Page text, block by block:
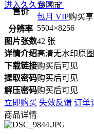
进入久久专区↗
售价
16图币
包月 VIP购买享
分辨率 5504×8256
图片张数42 张
详情介绍高清无水印原图
下载链接购买后可见
提取密码购买后可见
解压密码购买后可见
立即购买 失效反馈 订单
商品详情